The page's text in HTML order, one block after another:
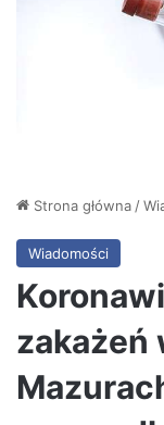
Strona główna /
Wiadomości
zakażeń